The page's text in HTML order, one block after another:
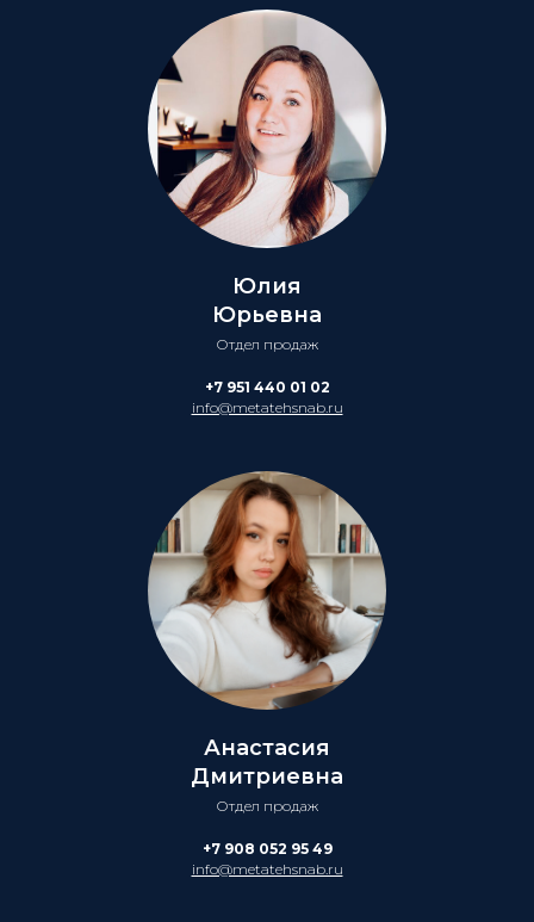
Юлия
Юрьевна
Отдел продаж
+7 951 440 01 02
info@metatehsnab.ru
Анастасия
Дмитриевна
Отдел продаж
+7 908 052 95 49
info@metatehsnab.ru